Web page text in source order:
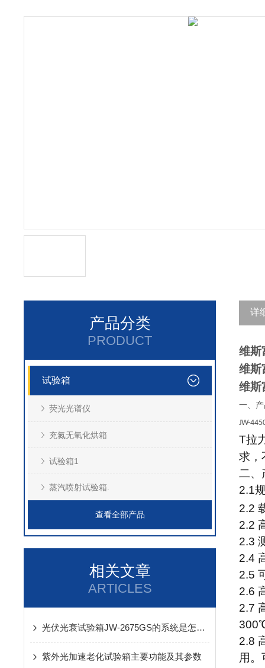
产品分类
PRODUCT
试验箱
荧光光谱仪
充氮无氧化烘箱
试验箱1
蒸汽喷射试验箱.
查看全部产品
相关文章
ARTICLES
光伏光衰试验箱JW-2675GS的系统是怎样的
紫外光加速老化试验箱主要功能及其参数
详
维斯
维斯
维斯
一、
JW-
T拉
求，
二、
2.1
2.2
2.2
2.3
2.4
2.5
2.6
2.7
2.8
用